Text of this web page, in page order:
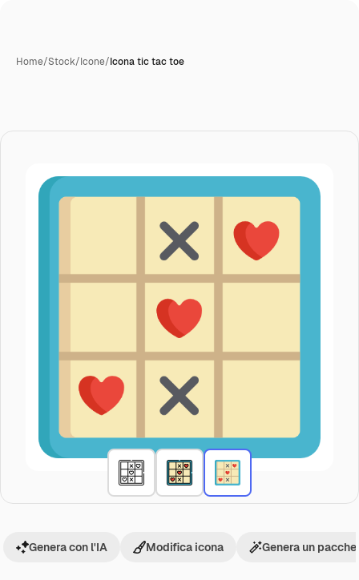
Home/Stock/Icone/Icona tic tac toe
Genera con l'IA Modifica icona Genera un